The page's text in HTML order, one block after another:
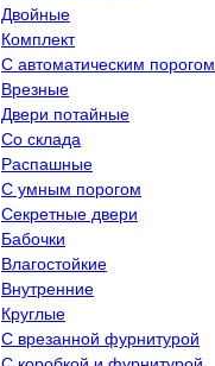
Двойные
Комплект
С автоматическим порогом
Врезные
Двери потайные
Со склада
Распашные
С умным порогом
Секретные двери
Бабочки
Влагостойкие
Внутренние
Круглые
С врезанной фурнитурой